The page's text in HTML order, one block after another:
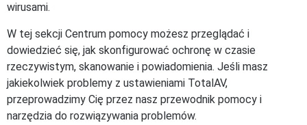
wirusami.
W tej sekcji Centrum pomocy możesz przeglądać i
dowiedzieć się, jak skonfigurować ochronę w czasie
rzeczywistym, skanowanie i powiadomienia. Jeśli masz
jakiekolwiek problemy z ustawieniami TotalAV,
przeprowadzimy Cię przez nasz przewodnik pomocy i
narzędzia do rozwiązywania problemów.